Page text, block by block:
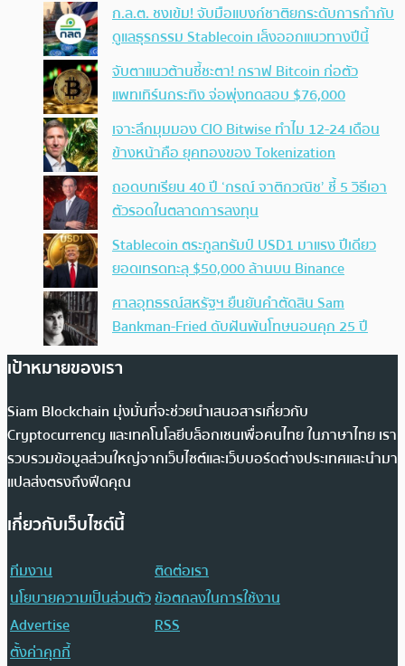
ก.ล.ต. ชงเข้ม! จับมือแบงก์ชาติยกระดับการกำกับ
ดูแลธุรกรรม Stablecoin เล็งออกแนวทางปีนี้
จับตาแนวต้านชี้ชะตา! กราฟ Bitcoin ก่อตัว
แพทเทิร์นกระทิง จ่อพุ่งทดสอบ $76,000
เจาะลึกมุมมอง CIO Bitwise ทำไม 12-24 เดือน
ข้างหน้าคือ ยุคทองของ Tokenization
ถอดบทเรียน 40 ปี ‘กรณ์ จาติกวณิช’ ชี้ 5 วิธีเอา
ตัวรอดในตลาดการลงทุน
Stablecoin ตระกูลทรัมป์ USD1 มาแรง ปีเดียว
ยอดเทรดทะลุ $50,000 ล้านบน Binance
ศาลอุทธรณ์สหรัฐฯ ยืนยันคำตัดสิน Sam
Bankman-Fried ดับฝันพ้นโทษนอนคุก 25 ปี
เป้าหมายของเรา
Siam Blockchain มุ่งมั่นที่จะช่วยนำเสนอสารเกี่ยวกับ
Cryptocurrency และเทคโนโลยีบล็อกเชนเพื่อคนไทย ในภาษาไทย เรา
รวบรวมข้อมูลส่วนใหญ่จากเว็บไซต์และเว็บบอร์ดต่างประเทศและนำมา
แปลส่งตรงถึงฟีดคุณ
เกี่ยวกับเว็บไซต์นี้
ทีมงาน
ติดต่อเรา
นโยบายความเป็นส่วนตัวข้อตกลงในการใช้งาน
Advertise
RSS
ตั้งค่าคุกกี้